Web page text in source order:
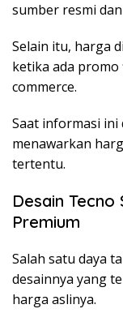
sumber resmi
Selain itu, harga
ketika ada promo
commerce.
Saat informasi
menawarkan
tertentu.
Desain
Premium
Salah satu daya
desainnya yang
harga aslinya.